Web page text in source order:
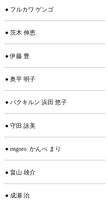
● フルカワ ゲンゴ
● 茨木 伸恵
● 伊藤 豊
● 奥平 明子
● バクキルン 浜田 悠子
● 守田 詠美
● engoro. かんべ まり
● 畠山 雄介
● 成瀬 治